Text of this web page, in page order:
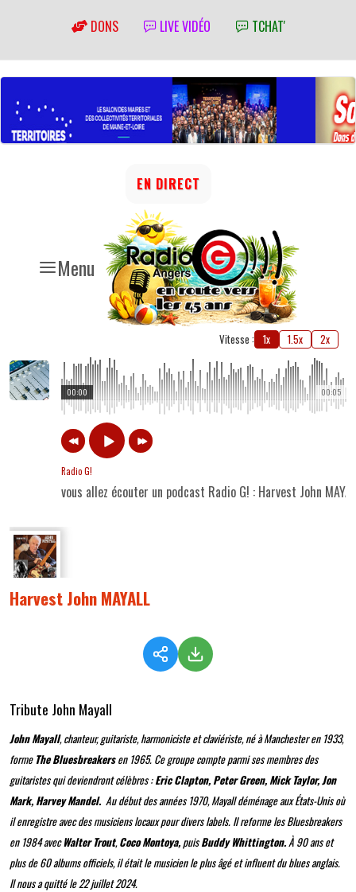
DONS LIVE VIDÉO TCHAT'
Menu
EN DIRECT
Vitesse : 1x 1.5x 2x
00:05
00:00
Radio G!
vous allez écouter un podcast Radio G! : Harvest John
Harvest John MAYALL
Tribute John Mayall
John Mayall, chanteur, guitariste, harmoniciste et claviériste, né à Manchester en 1933,
forme The Bluesbreakersen 1965. Ce groupe compte parmi ses membres des
guitaristes qui deviendront célèbres :Eric Clapton, Peter Green, Mick Taylor, Jon
Mark, Harvey Mandel. Au début des années 1970, Mayall déménage aux États-Unis où
il enregistre avec des musiciens locaux pour divers labels. Il reforme les Bluesbreakers
en 1984 avecWalter Trout,Coco Montoya, puisBuddy Whittington. À 90 ans et
plus de 60 albums officiels, il était le musicien le plus âgé et influent du blues anglais.
Il nous a quitté le 22 juillet 2024.